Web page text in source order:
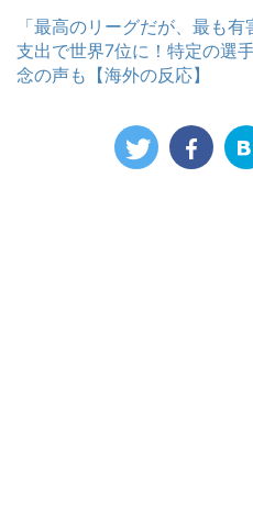
「最高のリーグだが、最も
支出で世界7位に！特定の選
念の声も【海外の反応】